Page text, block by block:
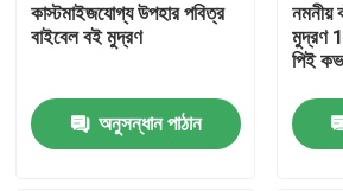
আমাদের সম্পর্কে
সম্পদ
কাস্টমাইজযোগ্য উপহার পবিত্র
বাইবেল বই মুদ্রণ
অনুসন্ধান পাঠান
নমনীয়
মুদ্রণ
পিই